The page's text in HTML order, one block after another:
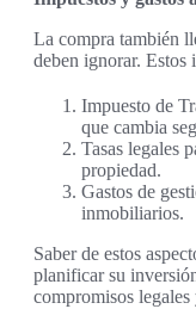
La compra también
deben ignorar. Estos
Impuesto de
que cambia
Tasas legales
propiedad.
Gastos de
inmobiliarios.
Saber de estos
planificar su
compromisos